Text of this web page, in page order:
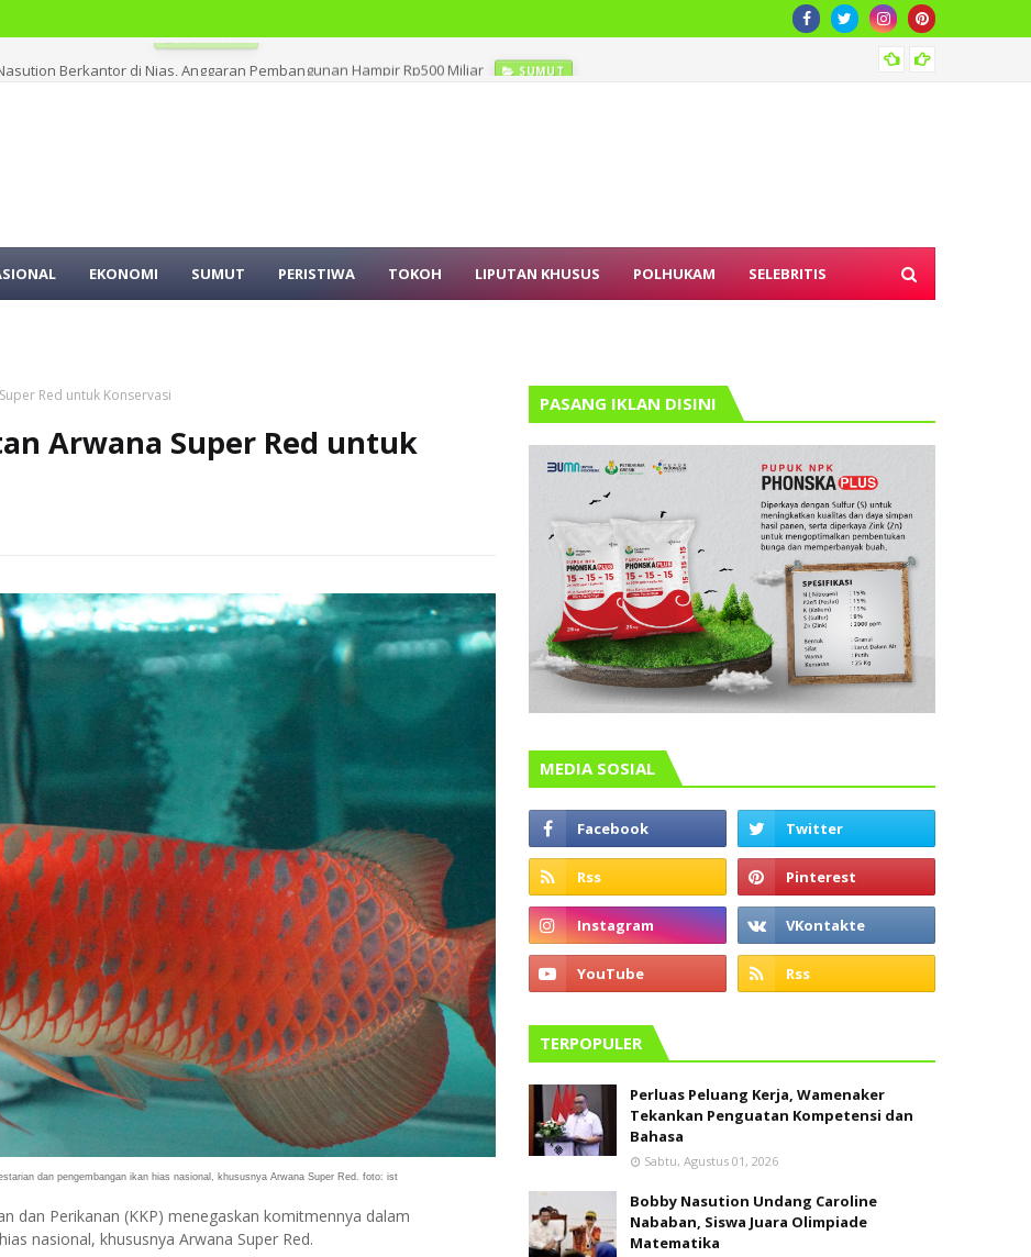
Berkantor di Nias, Anggaran Pembangunan Hampir Rp500 Miliar SUMUT
EKONOMI SUMUT PERISTIWA TOKOH LIPUTAN KHUSUS POLHUKAM SELEBRITIS
Red untuk Konservasi
Arwana Super Red untuk
dan pengembangan ikan hias nasional, khususnya Arwana Super Red. foto: ist
dan Perikanan (KKP) menegaskan komitmennya dalam
nasional, khususnya Arwana Super Red.
PASANG IKLAN DISINI
MEDIA SOSIAL
TERPOPULER
Perluas Peluang Kerja, Wamenaker
Tekankan Penguatan Kompetensi dan
Bahasa
Sabtu, Agustus 01, 2026
Bobby Nasution Undang Caroline
Nababan, Siswa Juara Olimpiade
Matematika